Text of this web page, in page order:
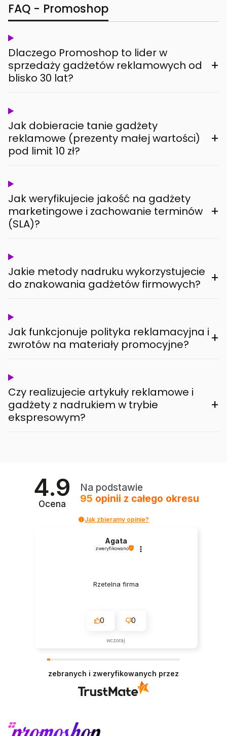
FAQ - Promoshop
Dlaczego Promoshop to lider w
sprzedaży gadżetów reklamowych od
blisko 30 lat?
+
Jak dobieracie tanie gadżety
reklamowe (prezenty małej wartości)
pod limit 10 zł?
+
Jak weryfikujecie jakość na gadżety
marketingowe i zachowanie terminów
(SLA)?
+
Jakie metody nadruku wykorzystujecie
do znakowania gadżetów firmowych?
+
Jak funkcjonuje polityka reklamacyjna i
zwrotów na materiały promocyjne?
+
Czy realizujecie artykuły reklamowe i
gadżety z nadrukiem w trybie
ekspresowym?
+
4.9
Ocena
Na podstawie
95 opinii z całego okresu
Jak zbieramy opinie?
Agata
zweryfikowano
Rzetelna firma
0 0
wczoraj
zebranych i zweryfikowanych przez